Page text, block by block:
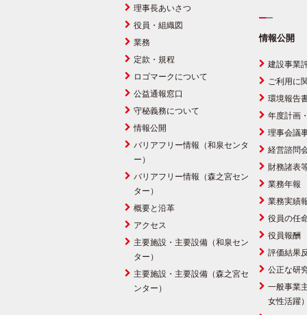
理事長あいさつ
役員・組織図
業務
定款・規程
ロゴマークについて
公益通報窓口
守秘義務について
情報公開
バリアフリー情報（和泉センタ
ー）
バリアフリー情報（森之宮セン
ター）
概要と沿革
アクセス
主要施設・主要設備（和泉セン
ター）
主要施設・主要設備（森之宮セ
ンター）
情報公開
建設事業
ご利用に
環境報告
年度計画
理事会議
経営諮問
財務諸表
業務年報
業務実績
役員の任
役員報酬
評価結果
公正な研
一般事業
女性活躍